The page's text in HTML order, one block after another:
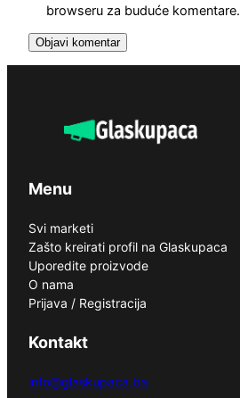
browseru za buduće komentare.
Menu
Svi marketi
Zašto kreirati profil na Glaskupaca
Uporedite proizvode
O nama
Prijava / Registracija
Kontakt
info@glaskupaca.ba